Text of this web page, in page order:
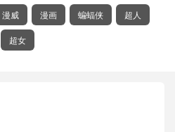
漫威 漫画 蝙蝠侠 超人
超女